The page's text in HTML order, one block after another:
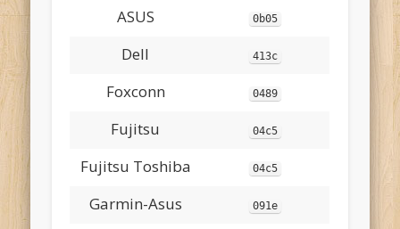
ASUS 0b05
Dell 413c
Foxconn 0489
Fujitsu 04c5
Fujitsu Toshiba 04c5
Garmin-Asus 091e